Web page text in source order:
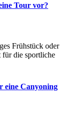
Tour vor?
Frühstück oder
für die sportliche
eine Canyoning